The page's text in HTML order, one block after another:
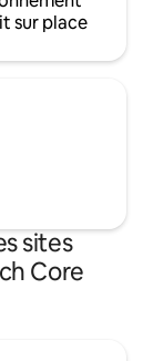
sur place
sites
Core